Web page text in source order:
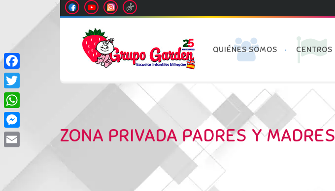
QUIÉNES SOMOS CENTROS
ZONA PRIVADA PADRES Y MADRES
Facebook
Twitter
WhatsApp
Messenger